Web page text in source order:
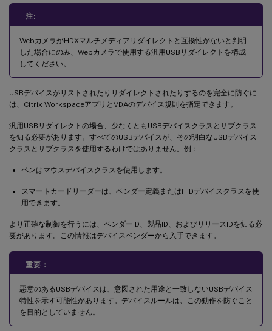
注:
WebカメラがHDXマルチメディアリダイレクトと互換性がないと判明
した場合にのみ、Webカメラで使用する汎用USBリダイレクトを構成
してください。
USBデバイスがリストされたりリダイレクトされたりするのを完全に防ぐに
は、Citrix WorkspaceアプリとVDAのデバイス規則を指定できます。
汎用USBリダイレクトの場合、少なくともUSBデバイスクラスとサブクラス
を知る必要があります。すべてのUSBデバイスが、その明白なUSBデバイス
クラスとサブクラスを使用するわけではありません。例：
ペンはマウスデバイスクラスを使用します。
スマートカードリーダーは、ベンダー定義またはHIDデバイスクラスを使
用できます。
より正確な制御を行うには、ベンダーID、製品ID、およびリリースIDを知る必
要があります。この情報はデバイスベンダーから入手できます。
重要：
悪意のあるUSBデバイスは、意図された用途と一致しないUSBデバイス
特性を示す可能性があります。デバイスルールは、この動作を防ぐこと
を目的としていません。